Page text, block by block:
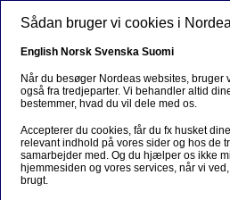
Gå til hovedindhold
Podcast
Aktierally efter
Sådan bruger vi cookies i Nordea
English Norsk Svenska Suomi
Når du besøger Nordeas websites, bruger
også fra tredjeparter. Vi behandler altid
bestemmer, hvad du vil dele med os.
Accepterer du cookies, får du fx husket
relevant indhold på vores sider og hos de
samarbejder med. Og du hjælper os ikke
hjemmesiden og vores services, når vi
brugt.